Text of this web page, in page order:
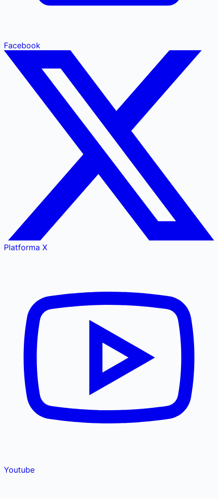
Facebook
Platforma X
Youtube